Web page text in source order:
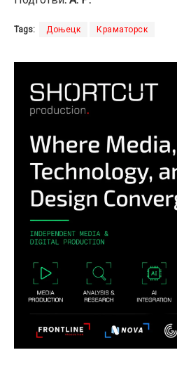
Tags: Доњецк Краматорск